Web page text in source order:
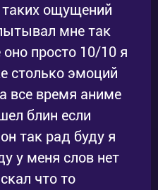
ощущений
мне так
просто 10/10 я
столько эмоций
все время аниме
блин если
так рад буду я
у меня слов нет
что то